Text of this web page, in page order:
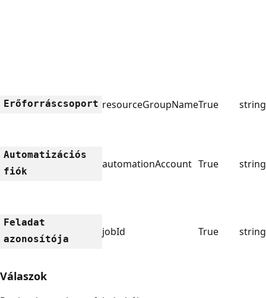
Erőforráscsoport resourceGroupNameTrue string
Automatizációs
fiók
automationAccount True string
Feladat
azonosítója
jobId True string
Válaszok